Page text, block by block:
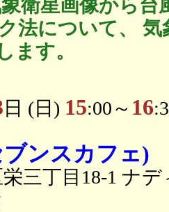
衛星画像から
法について、
ます。
日 (日) 15:00～ 16
ブンスカフェ)
三丁目18-1 ナ